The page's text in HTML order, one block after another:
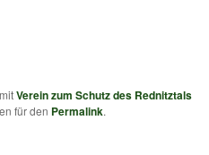
Verein zum Schutz des Rednitztals
für den Permalink.